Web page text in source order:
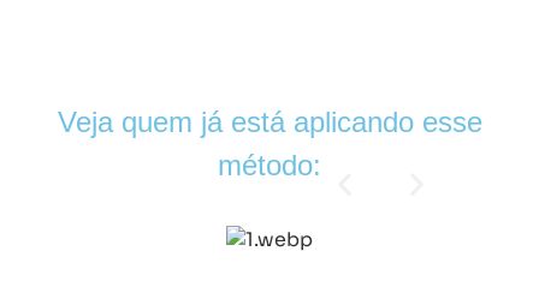
Veja quem já está aplicando esse
método: